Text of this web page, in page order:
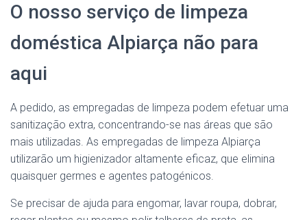
O nosso serviço de limpeza
doméstica Alpiarça não para
aqui
A pedido, as empregadas de limpeza podem efetuar uma
sanitização extra, concentrando-se nas áreas que são
mais utilizadas. As empregadas de limpeza Alpiarça
utilizarão um higienizador altamente eficaz, que elimina
quaisquer germes e agentes patogénicos.
Se precisar de ajuda para engomar, lavar roupa, dobrar,